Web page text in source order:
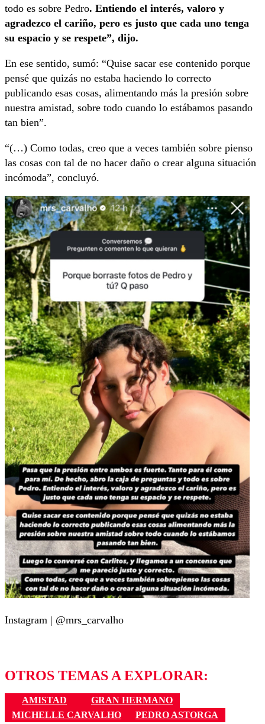
todo es sobre Pedro. Entiendo el interés, valoro y
agradezco el cariño, pero es justo que cada uno tenga
su espacio y se respete”, dijo.
En ese sentido, sumó: “Quise sacar ese contenido porque
pensé que quizás no estaba haciendo lo correcto
publicando esas cosas, alimentando más la presión sobre
nuestra amistad, sobre todo cuando lo estábamos pasando
tan bien”.
“(…) Como todas, creo que a veces también sobre pienso
las cosas con tal de no hacer daño o crear alguna situación
incómoda”, concluyó.
Instagram | @mrs_carvalho
OTROS TEMAS A EXPLORAR:
AMISTAD
GRAN HERMANO
MICHELLE CARVALHO
PEDRO ASTORGA